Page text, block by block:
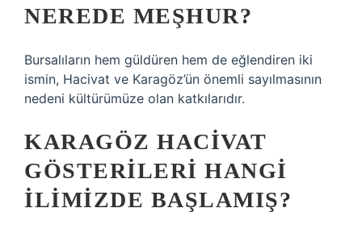
NEREDE MEŞHUR?
Bursalıların hem güldüren hem de eğlendiren iki
ismin, Hacivat ve Karagöz’ün önemli sayılmasının
nedeni kültürümüze olan katkılarıdır.
KARAGÖZ HACIVAT
GÖSTERILERI HANGI
ILIMIZDE BAŞLAMIŞ?